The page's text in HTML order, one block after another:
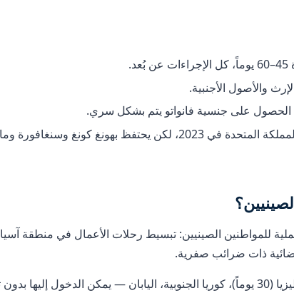
والأصول الأجنبية.
الحصول على جنسية فانواتو يتم بشكل سري.
للمواطنين الصينيين: تبسيط رحلات الأعمال في منطقة
ذات ضرائب صفرية.
هونغ كونغ (90 يوماً)، سنغافورة (30 يوماً)، ماليزيا (30 يوماً)، كوريا الجنوبية،